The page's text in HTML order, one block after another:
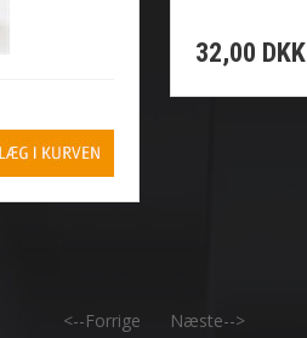
32,00 DKK
<--Forrige Næste-->